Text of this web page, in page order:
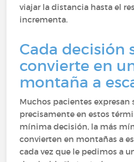
viajar la distancia hasta el
incrementa.
Cada decisión
convierte en
montaña a
Muchos pacientes expresan
precisamente en estos
mínima decisión, la más
convierten en montañas a
cada vez que le pedimos a